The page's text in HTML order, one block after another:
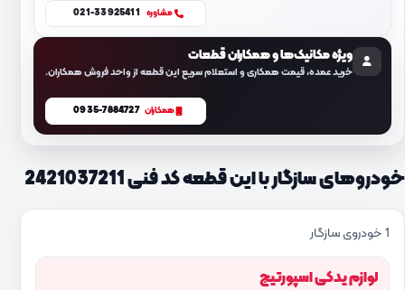
مشاوره 021-33925411
ویژه مکانیک‌ها و همکاران قطعات
خرید عمده، قیمت همکاری و استعلام سریع این قطعه از واحد فروش همکاران.
همکاران 0935-7884727
خودروهای سازگار با این قطعه کد فنی 2421037211
1 خودروی سازگار
لوازم یدکی اسپورتیج